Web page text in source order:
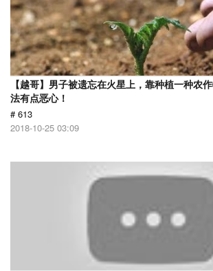
【越哥】男子被遗忘在火星上，靠种植一种农
法有点恶心！
# 613
2018-10-25 03:09